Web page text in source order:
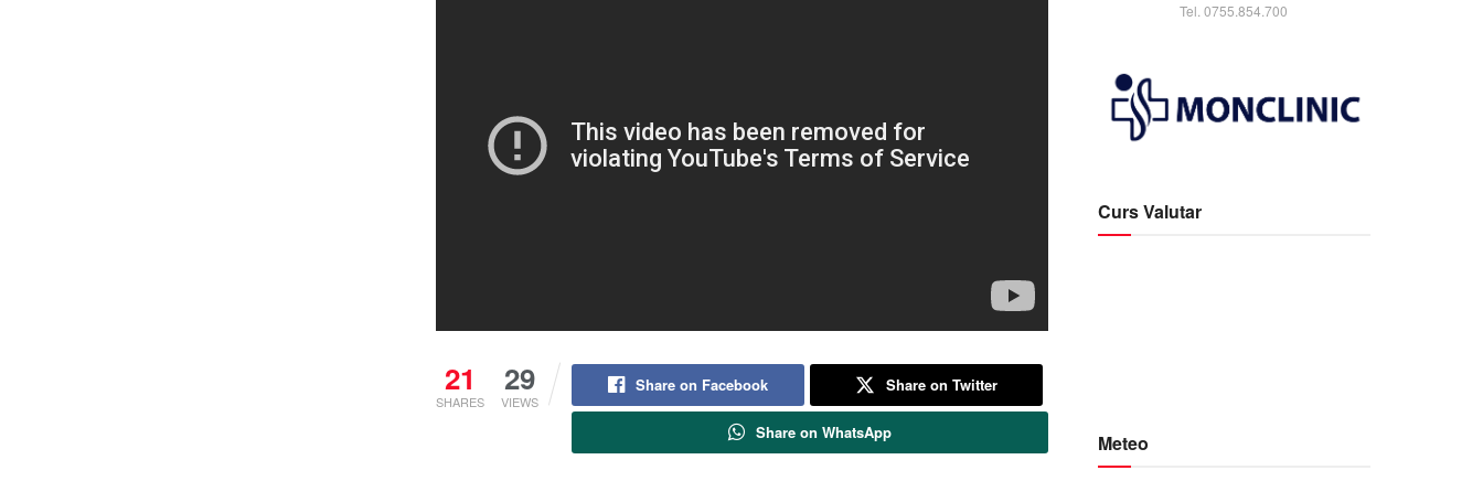
21
SHARES
29
VIEWS
Share on Facebook Share on Twitter
Share on WhatsApp
Tel. 0755.854.700
Curs Valutar
Meteo